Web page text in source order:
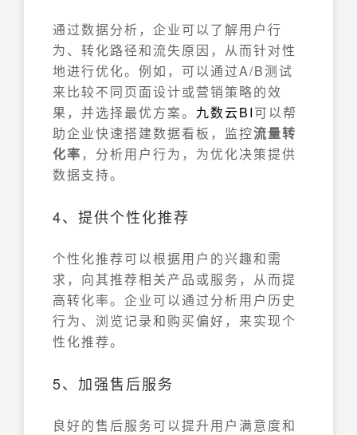
通过数据分析，企业可以了解用户行
为、转化路径和流失原因，从而针对性
地进行优化。例如，可以通过A/B测试
来比较不同页面设计或营销策略的效
果，并选择最优方案。 九数云BI可以帮
助企业快速搭建数据看板，监控流量转
化率 ，分析用户行为，为优化决策提供
数据支持。
4、提供个性化推荐
个性化推荐可以根据用户的兴趣和需
求，向其推荐相关产品或服务，从而提
高转化率。企业可以通过分析用户历史
行为、浏览记录和购买偏好，来实现个
性化推荐。
5、加强售后服务
良好的售后服务可以提升用户满意度和